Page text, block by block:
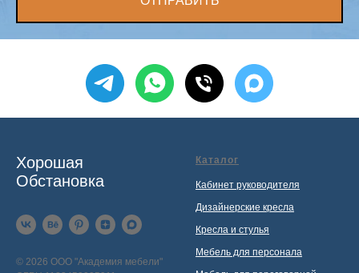
Хорошая
Обстановка
© 2026 ООО "Академия мебели"
Каталог
Кабинет руководителя
Дизайнерские кресла
Кресла и стулья
Мебель для персонала